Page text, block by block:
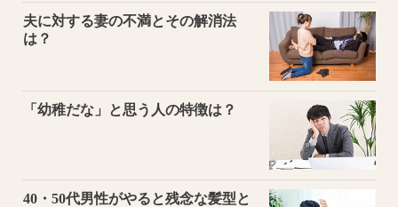
夫に対する妻の不満とその解消法
は？
「幼稚だな」と思う人の特徴は？
40・50代男性がやると残念な髪型と